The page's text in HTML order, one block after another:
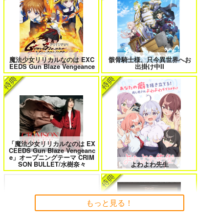
1,100円（税込）
ミリタリー
サンプル
カート
ボクの理想の異世界生活 転生したら
ケモ耳娘だらけの世界でハーレムに
3
異世界から来た君と共に過ごす日常
2
＃ラブコメ好きとこっそり繋がりた
い
エロゲの鬱エンドからヒロイン達を
救済したら 2
女友達は頼めば意外とヤらせてくれ
る 8
HELL’o WORK！～賽の河原で積石
を崩すだけの簡単なお仕事って聞い
たのに～
魔法少女リリカルなのは EXC
EEDS Gun Blaze Vengeance
骸骨騎士様、只今異世界へお
出掛け中II
「魔法少女リリカルなのは EX
CEEDS Gun Blaze Vengeanc
e」オープニングテーマ CRIM
SON BULLET/水樹奈々 よわよわ先生
もっと見る！